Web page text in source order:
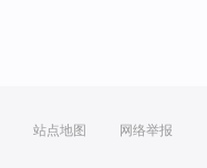
站点地图 网络举报